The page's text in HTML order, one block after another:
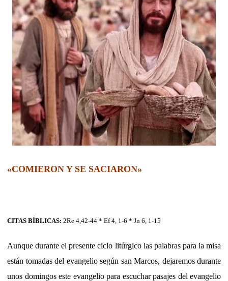
«COMIERON Y SE SACIARON»
CITAS BÍBLICAS: 2Re 4,42-44 * Ef 4, 1-6 * Jn 6, 1-15
Aunque durante el presente ciclo litúrgico las palabras para la misa
están tomadas del evangelio según san Marcos, dejaremos durante
unos domingos este evangelio para escuchar pasajes del evangelio